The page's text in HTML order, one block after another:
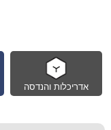
אדריכלות והנדסה